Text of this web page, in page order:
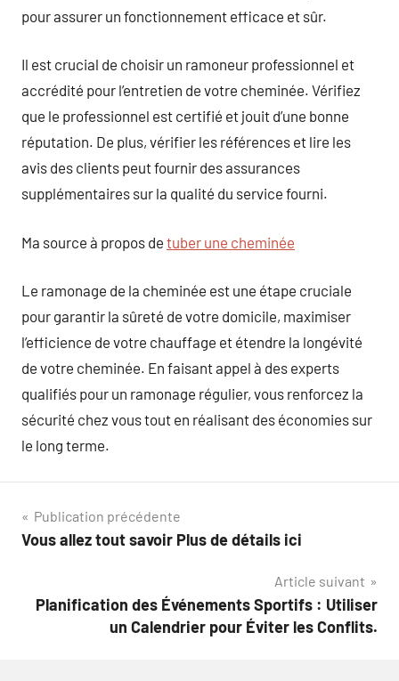
pour assurer un fonctionnement efficace et sûr.
Il est crucial de choisir un ramoneur professionnel et
accrédité pour l’entretien de votre cheminée. Vérifiez
que le professionnel est certifié et jouit d’une bonne
réputation. De plus, vérifier les références et lire les
avis des clients peut fournir des assurances
supplémentaires sur la qualité du service fourni.
Ma source à propos de tuber une cheminée
Le ramonage de la cheminée est une étape cruciale
pour garantir la sûreté de votre domicile, maximiser
l’efficience de votre chauffage et étendre la longévité
de votre cheminée. En faisant appel à des experts
qualifiés pour un ramonage régulier, vous renforcez la
sécurité chez vous tout en réalisant des économies sur
le long terme.
Navigation
de
Publication précédente
Vous allez tout savoir Plus de détails ici
Article suivant
Planification des Événements Sportifs : Utiliser
un Calendrier pour Éviter les Conflits.